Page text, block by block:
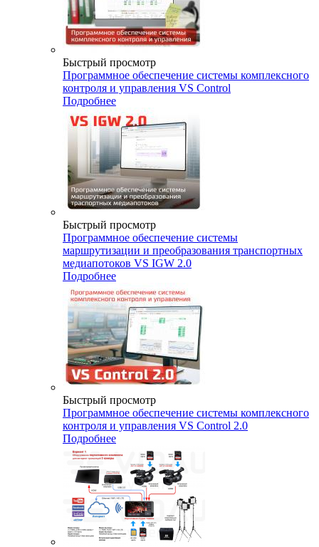
Быстрый просмотр
Программное обеспечение системы комплексного
контроля и управления VS Control
Подробнее
Быстрый просмотр
Программное обеспечение системы
маршрутизации и преобразования транспортных
медиапотоков VS IGW 2.0
Подробнее
Быстрый просмотр
Программное обеспечение системы комплексного
контроля и управления VS Control 2.0
Подробнее